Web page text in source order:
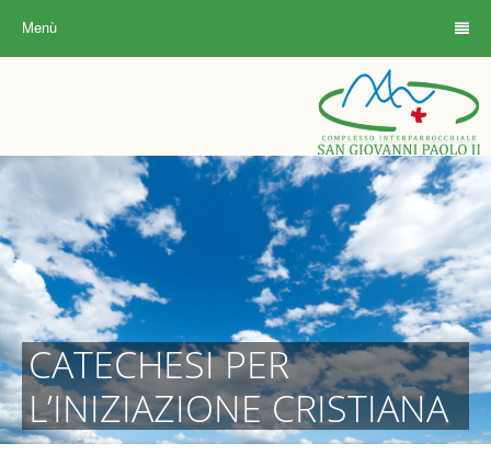
Menù
CATECHESI PER
L’INIZIAZIONE CRISTIANA